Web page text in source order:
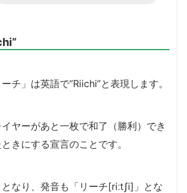
チ」は英語で”Riichi”と表現します。
ヤーがあと一枚で和了（勝利）でき
きにする宣言のことです。
なり、発音も「リーチ[riːtʃi]」とな